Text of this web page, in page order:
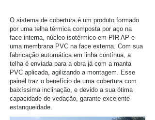
O sistema de cobertura é um produto formado
por uma telha térmica composta por aço na
face interna, núcleo isotérmico em PIR AP e
uma membrana PVC na face externa. Com sua
fabricação automática em linha contínua, a
telha é enviada para a obra já com a manta
PVC aplicada, agilizando a montagem. Esse
painel traz o benefício de uma cobertura com
baixíssima inclinação, e devido a sua ótima
capacidade de vedação, garante excelente
estanqueidade.